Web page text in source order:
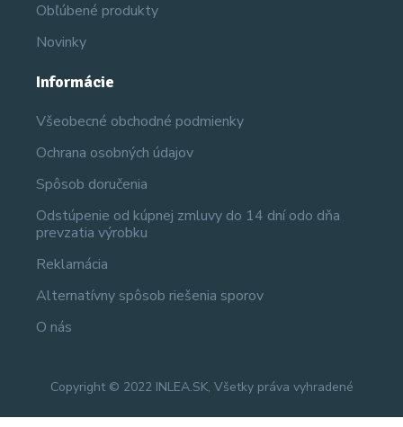
Obľúbené produkty
Novinky
Informácie
Všeobecné obchodné podmienky
Ochrana osobných údajov
Spôsob doručenia
Odstúpenie od kúpnej zmluvy do 14 dní odo dňa
prevzatia výrobku
Reklamácia
Alternatívny spôsob riešenia sporov
O nás
Copyright © 2022 INLEA.SK, Všetky práva vyhradené